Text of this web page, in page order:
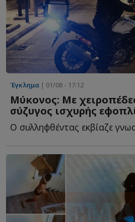
Έγκλημα | 01/08 - 17:12
Μύκονος: Με
σύζυγος ισχυρής